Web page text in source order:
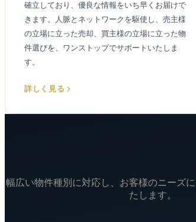
確立しており、優良な情報をいち早くお届けで
きます。人脈とネットワークを駆使し、売主様
の立場に立った売却、買主様の立場に立った物
件選びを、ワンストップでサポートいたしま
す。
詳しく見る
幅広い物件種別に対応し、お客様のニーズ
たします。